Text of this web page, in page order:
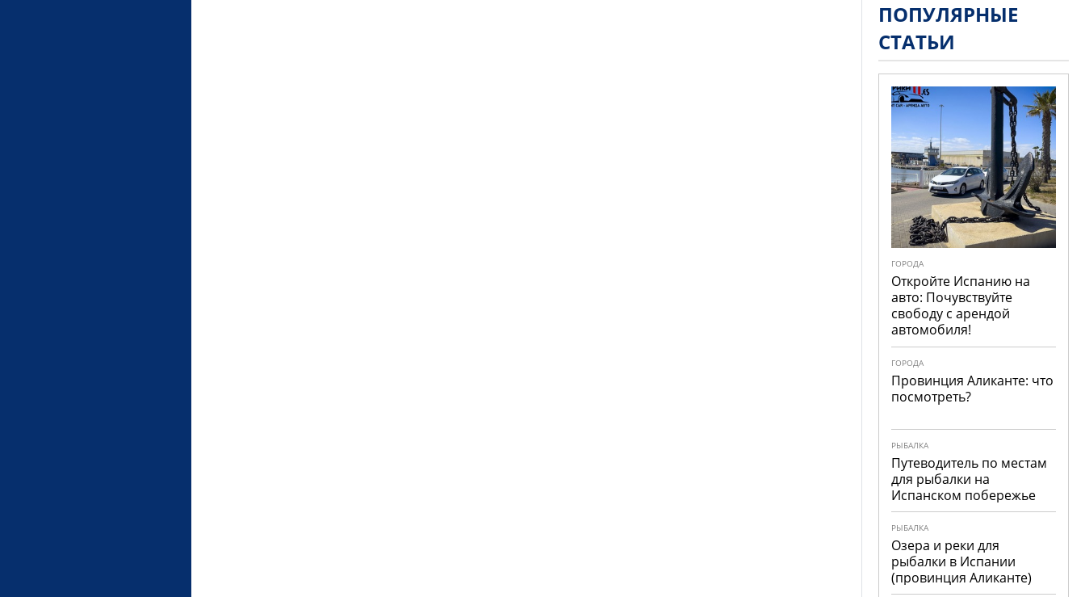
ПОПУЛЯРНЫЕ
СТАТЬИ
ГОРОДА
Откройте Испанию на
авто: Почувствуйте
свободу с арендой
автомобиля!
ГОРОДА
Провинция Аликанте: что
посмотреть?
РЫБАЛКА
Путеводитель по местам
для рыбалки на
Испанском побережье
РЫБАЛКА
Озера и реки для
рыбалки в Испании
(провинция Аликанте)